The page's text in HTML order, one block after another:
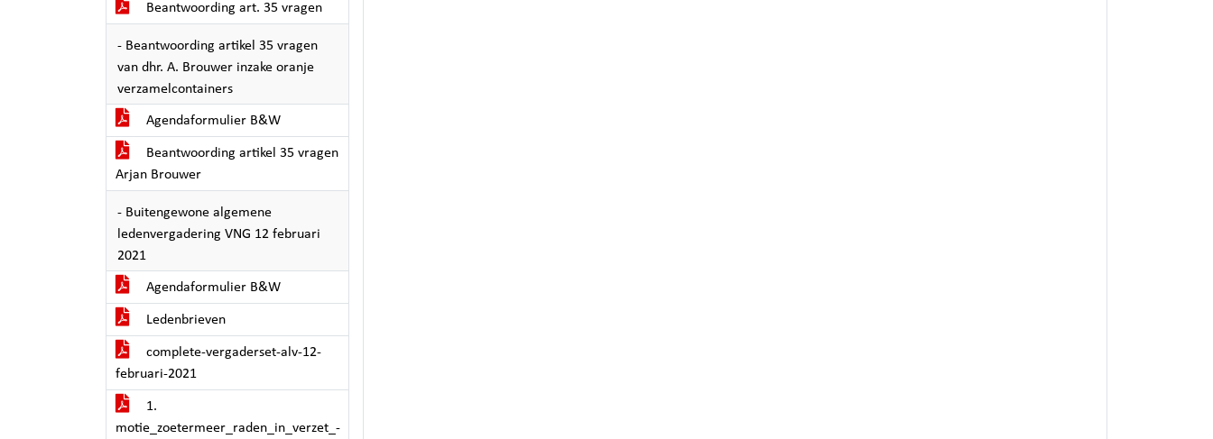
Beantwoording art. 35 vragen
- Beantwoording artikel 35 vragen
van dhr. A. Brouwer inzake oranje
verzamelcontainers
Agendaformulier B&W
Beantwoording artikel 35 vragen
Arjan Brouwer
- Buitengewone algemene
ledenvergadering VNG 12 februari
2021
Agendaformulier B&W
Ledenbrieven
complete-vergaderset-alv-12-
februari-2021
1.
motie_zoetermeer_raden_in_verzet_-